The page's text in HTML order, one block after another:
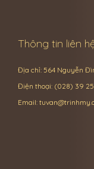
Thông tin liên
Địa chỉ: 564 Nguyễn
Điện thoại: (028) 39
Email: